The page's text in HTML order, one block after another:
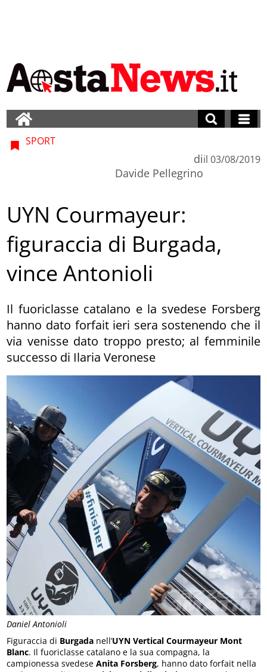
Daniel Antonioli
SPORT
di
Davide Pellegrino
il 03/08/2019
UYN Courmayeur:
figuraccia di Burgada,
vince Antonioli
Il fuoriclasse catalano e la svedese Forsberg
hanno dato forfait ieri sera sostenendo che il
via venisse dato troppo presto; al femminile
successo di Ilaria Veronese
Figuraccia di Burgada nell’UYN Vertical Courmayeur Mont
Blanc. Il fuoriclasse catalano e la sua compagna, la
campionessa svedeseAnita Forsberg, hanno dato forfait nella